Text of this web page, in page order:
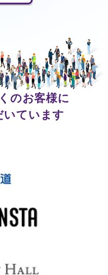
のお客様に
いています